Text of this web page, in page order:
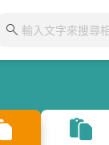
search